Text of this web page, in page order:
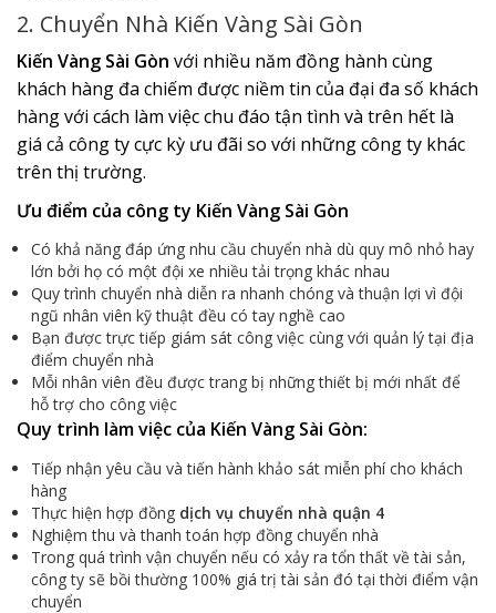
2. Chuyển Nhà Kiến Vàng Sài Gòn
Kiến Vàng Sài Gòn với nhiều năm đồng hành cùng
khách hàng đa chiếm được niềm tin của đại đa số khách
hàng với cách làm việc chu đáo tận tình và trên hết là
giá cả công ty cực kỳ ưu đãi so với những công ty khác
trên thị trường.
Ưu điểm của công ty Kiến Vàng Sài Gòn
Có khả năng đáp ứng nhu cầu chuyển nhà dù quy mô nhỏ hay
lớn bởi họ có một đội xe nhiều tải trọng khác nhau
Quy trình chuyển nhà diễn ra nhanh chóng và thuận lợi vì đội
ngũ nhân viên kỹ thuật đều có tay nghề cao
Bạn được trực tiếp giám sát công việc cùng với quản lý tại địa
điểm chuyển nhà
Mỗi nhân viên đều được trang bị những thiết bị mới nhất để
hỗ trợ cho công việc
Quy trình làm việc của Kiến Vàng Sài Gòn:
Tiếp nhận yêu cầu và tiến hành khảo sát miễn phí cho khách
hàng
Thực hiện hợp đồng dịch vụ chuyển nhà quận 4
Nghiệm thu và thanh toán hợp đồng chuyển nhà
Trong quá trình vận chuyển nếu có xảy ra tổn thất về tài sản,
công ty sẽ bồi thường 100% giá trị tài sản đó tại thời điểm vận
chuyển